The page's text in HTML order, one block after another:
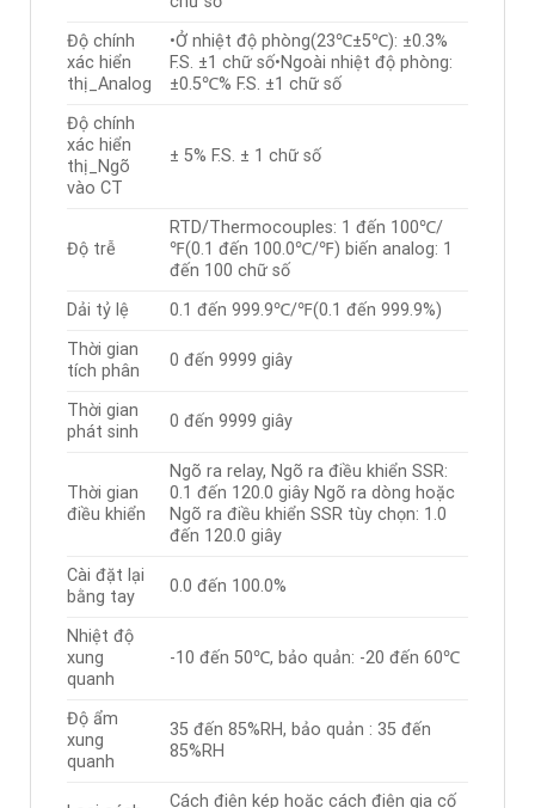
Độ chính
xác hiển
thị_Analog
•Ở nhiệt độ phòng(23℃±5℃): ±0.3%
F.S. ±1 chữ số•Ngoài nhiệt độ phòng:
±0.5℃% F.S. ±1 chữ số
Độ chính
xác hiển
thị_Ngõ
vào CT
± 5% F.S. ± 1 chữ số
Độ trễ
RTD/Thermocouples: 1 đến 100℃/
℉(0.1 đến 100.0℃/℉) biến analog: 1
đến 100 chữ số
Dải tỷ lệ
0.1 đến 999.9℃/℉(0.1 đến 999.9%)
Thời gian
tích phân
0 đến 9999 giây
Thời gian
phát sinh
0 đến 9999 giây
Thời gian
điều khiển
Ngõ ra relay, Ngõ ra điều khiển SSR:
0.1 đến 120.0 giây Ngõ ra dòng hoặc
Ngõ ra điều khiển SSR tùy chọn: 1.0
đến 120.0 giây
Cài đặt lại
bằng tay
0.0 đến 100.0%
Nhiệt độ
xung
quanh
-10 đến 50℃, bảo quản: -20 đến 60℃
Độ ẩm
xung
quanh
35 đến 85%RH, bảo quản : 35 đến
85%RH
Cách điện kép hoặc cách điện gia cố